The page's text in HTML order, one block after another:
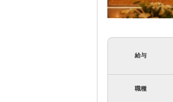
給与
職種